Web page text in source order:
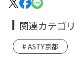
関連カテゴリ
ASTY京都